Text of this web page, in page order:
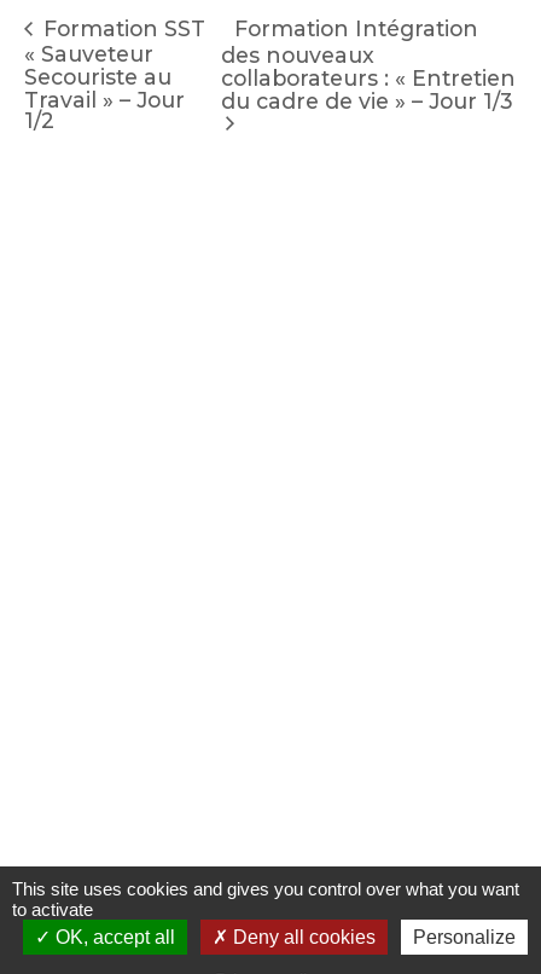
Formation SST
« Sauveteur
Secouriste au
Travail » – Jour
1/2
Formation Intégration
des nouveaux
collaborateurs : « Entretien
du cadre de vie » – Jour 1/3
S'INSCRIRE À UNE FORMATION
This site uses cookies and gives you control over what you want
to activate
OK, accept all
Deny all cookies Personalize